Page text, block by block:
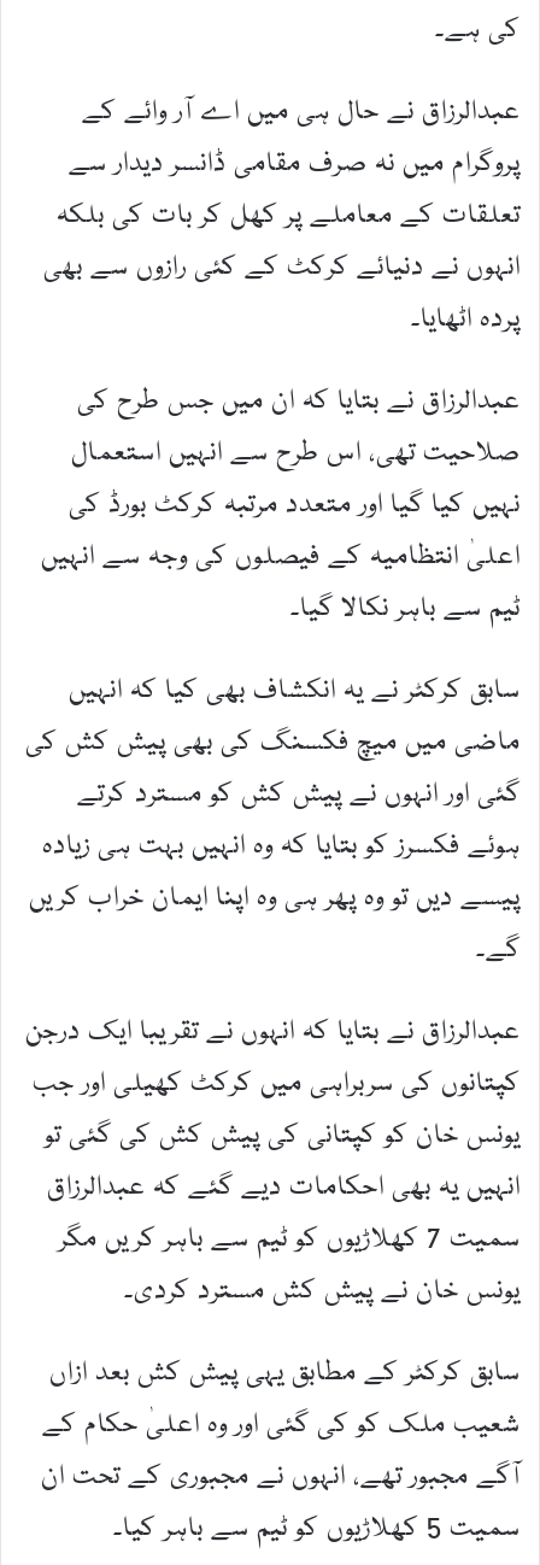
کی ہے۔
عبدالرزاق نے حال ہی میں اے آر وائے کے
پروگرام میں نہ صرف مقامی ڈانسر دیدار سے
تعلقات کے معاملے پر کھل کر بات کی بلکہ
انہوں نے دنیائے کرکٹ کے کئی رازوں سے بھی
پردہ اٹھایا۔
عبدالرزاق نے بتایا کہ ان میں جس طرح کی
صلاحیت تھی، اس طرح سے انہیں استعمال
نہیں کیا گیا اور متعدد مرتبہ کرکٹ بورڈ کی
اعلیٰ انتظامیہ کے فیصلوں کی وجہ سے انہیں
ٹیم سے باہر نکالا گیا۔
سابق کرکٹر نے یہ انکشاف بھی کیا کہ انہیں
ماضی میں میچ فکسنگ کی بھی پیش کش کی
گئی اور انہوں نے پیش کش کو مسترد کرتے
ہوئے فکسرز کو بتایا کہ وہ انہیں بہت ہی زیادہ
پیسے دیں تو وہ پھر ہی وہ اپنا ایمان خراب کریں
گے۔
عبدالرزاق نے بتایا کہ انہوں نے تقریبا ایک درجن
کپتانوں کی سربراہی میں کرکٹ کھیلی اور جب
یونس خان کو کپتانی کی پیش کش کی گئی تو
انہیں یہ بھی احکامات دیے گئے کہ عبدالرزاق
سمیت 7 کھلاڑیوں کو ٹیم سے باہر کریں مگر
یونس خان نے پیش کش مسترد کردی۔
سابق کرکٹر کے مطابق یہی پیش کش بعد ازاں
شعیب ملک کو کی گئی اور وہ اعلیٰ حکام کے
آگے مجبور تھے، انہوں نے مجبوری کے تحت ان
سمیت 5 کھلاڑیوں کو ٹیم سے باہر کیا۔